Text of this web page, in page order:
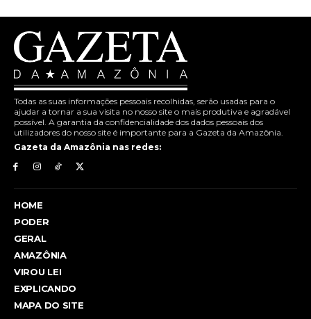
Todas as suas informações pessoais recolhidas, serão usadas para o
ajudar a tornar a sua visita no nosso site o mais produtiva e agradável
possível. A garantia da confidencialidade dos dados pessoais dos
utilizadores do nosso site é importante para a Gazeta da Amazônia.
Gazeta da Amazônia nas redes:
HOME
PODER
GERAL
AMAZÔNIA
VIROU LEI
EXPLICANDO
MAPA DO SITE